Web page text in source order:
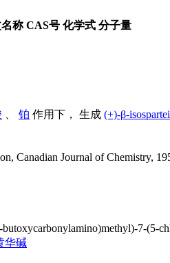
称 CAS号 化学式 分子量
、 铂 作用下， 生成 (+)-β-
Canadian Journal of Chemistry,
7-(5-
华碱